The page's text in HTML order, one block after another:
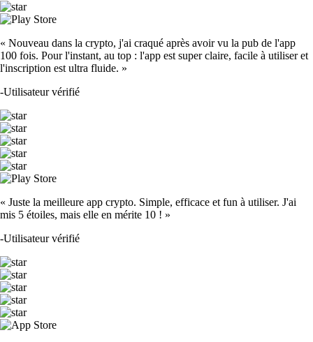
« Nouveau dans la crypto, j'ai craqué après avoir vu la pub de l'app
100 fois. Pour l'instant, au top : l'app est super claire, facile à utiliser et
l'inscription est ultra fluide. »
-Utilisateur vérifié
« Juste la meilleure app crypto. Simple, efficace et fun à utiliser. J'ai
mis 5 étoiles, mais elle en mérite 10 ! »
-Utilisateur vérifié